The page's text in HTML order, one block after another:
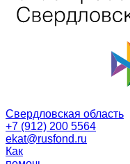
Свердловская область
+7 (912) 200 5564
ekat@rusfond.ru
Как